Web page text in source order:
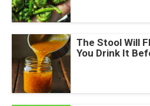
The Stool Will
You Drink It